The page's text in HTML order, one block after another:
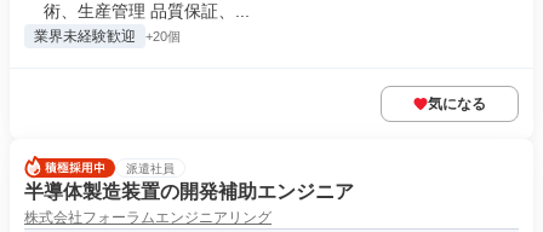
術、生産管理 品質保証、...
業界未経験歓迎 +20個
気になる
派遣社員
半導体製造装置の開発補助エンジニア
株式会社フォーラムエンジニアリング